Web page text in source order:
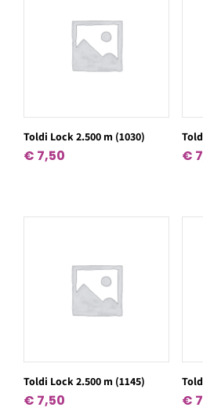
Toldi Lock 2.500 m (1030)
€ 7,50 €
Toldi Lock 2.500 m (1145)
€ 7,50 €